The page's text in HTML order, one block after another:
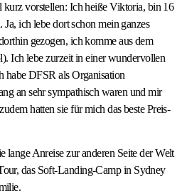
vorstellen: Ich heiße Viktoria, bin 16
ich lebe dort schon mein ganzes
gezogen, ich komme aus dem
Ich lebe zurzeit in einer wundervollen
habe DFSR als Organisation
an sehr sympathisch waren und mir
hatten sie für mich das beste Preis-
lange Anreise zur anderen Seite der Welt
das Soft-Landing-Camp in Sydney